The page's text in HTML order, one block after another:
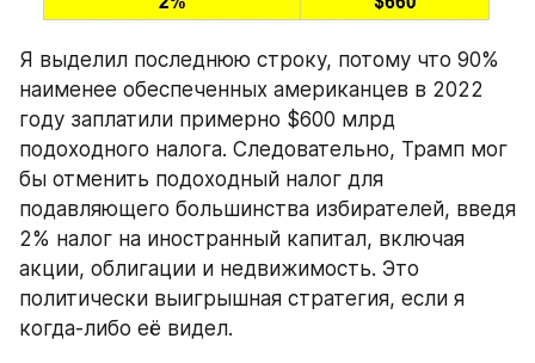
Я выделил последнюю строку, потому что 90%
наименее обеспеченных американцев в 2022
году заплатили примерно $600 млрд
подоходного налога. Следовательно, Трамп мог
бы отменить подоходный налог для
подавляющего большинства избирателей, введя
2% налог на иностранный капитал, включая
акции, облигации и недвижимость. Это
политически выигрышная стратегия, если я
когда-либо её видел.